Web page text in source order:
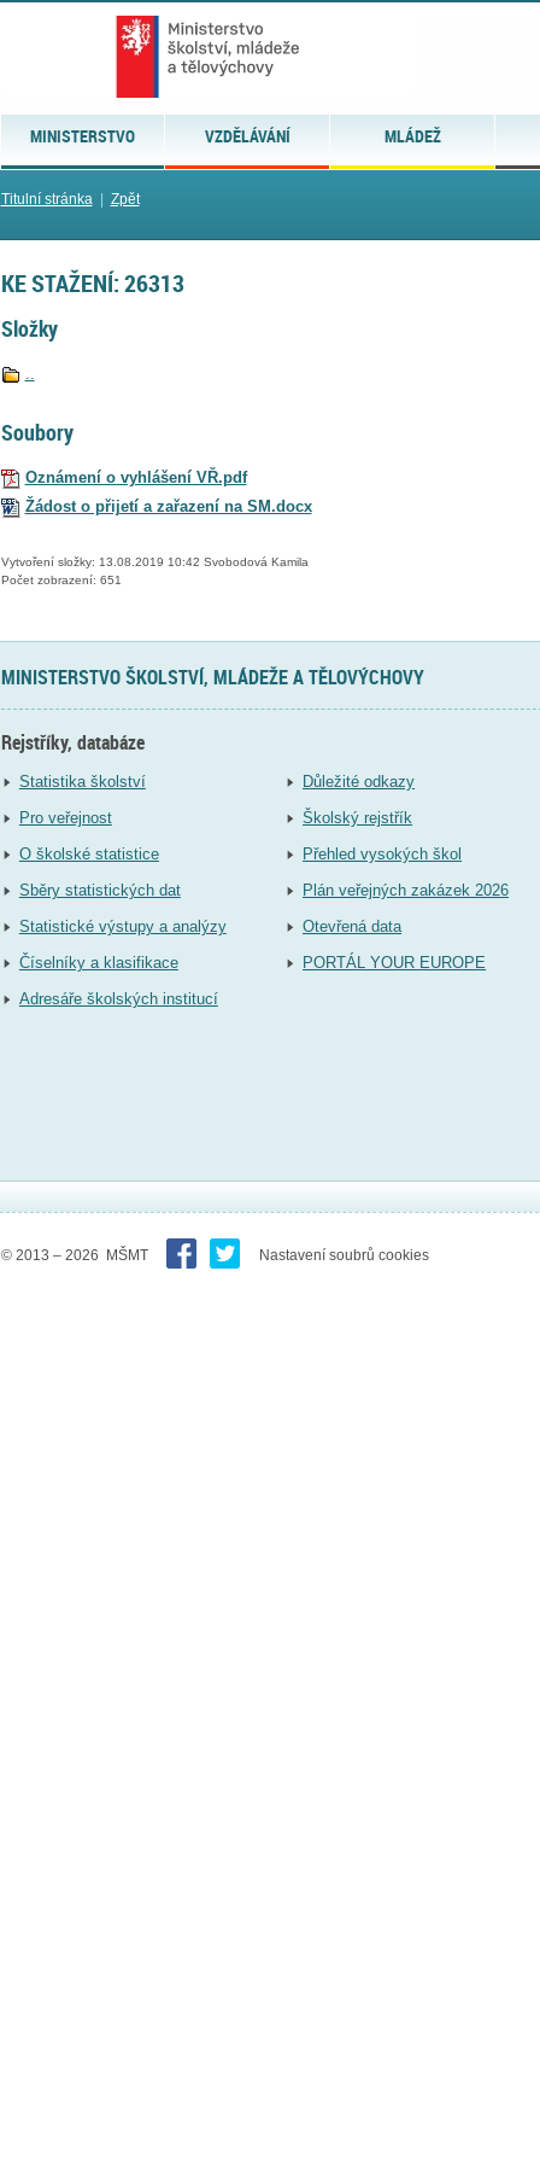
MINISTERSTVO VZDĚLÁVÁNÍ MLÁDEŽ
Titulní stránka| Zpět
KE STAŽENÍ: 26313
Složky
..
Soubory
Oznámení o vyhlášení VŘ.pdf
Žádost o přijetí a zařazení na SM.docx
Vytvoření složky: 13.08.2019 10:42 Svobodová Kamila
Počet zobrazení: 651
MINISTERSTVO ŠKOLSTVÍ, MLÁDEŽE A TĚLOVÝCHOVY
Rejstříky, databáze
Statistika školství
Pro veřejnost
O školské statistice
Sběry statistických dat
Statistické výstupy a analýzy
Číselníky a klasifikace
Adresáře školských institucí
Důležité odkazy
Školský rejstřík
Přehled vysokých škol
Plán veřejných zakázek 2026
Otevřená data
PORTÁL YOUR EUROPE
© 2013 – 2026 MŠMT Nastavení soubrů cookies